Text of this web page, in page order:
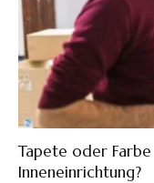
Tapete oder
Inneneinrichtung?